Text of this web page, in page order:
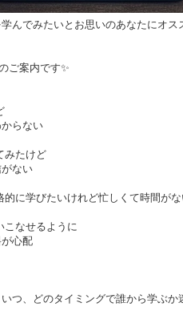
んでみたいとお思いのあなたにオス
ご案内です✨
らない
みたけど
ない
に学びたいけれど忙しくて時間がな
こなせるように
心配
つ、どのタイミングで誰から学ぶ